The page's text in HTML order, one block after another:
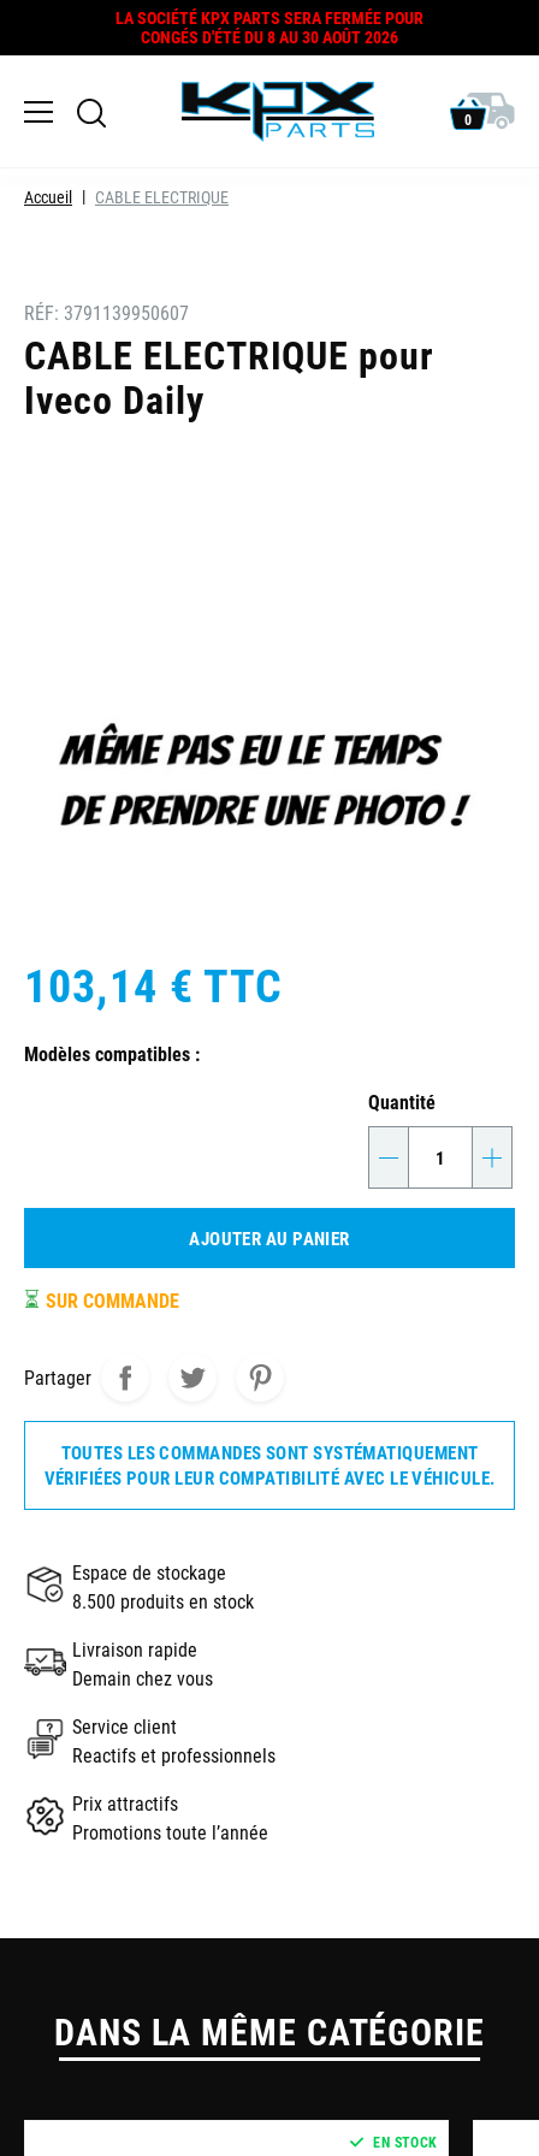
LA SOCIÉTÉ KPX PARTS SERA FERMÉE POUR
CONGÉS D'ÉTÉ DU 8 AU 30 AOÛT 2026
0
Accueil CABLE ELECTRIQUE
RÉF: 3791139950607
CABLE ELECTRIQUE pour
Iveco Daily
103,14 € TTC
Modèles compatibles :
Quantité
- +
AJOUTER AU PANIER
⏳ SUR COMMANDE
Partager
TOUTES LES COMMANDES SONT SYSTÉMATIQUEMENT
VÉRIFIÉES POUR LEUR COMPATIBILITÉ AVEC LE VÉHICULE.
Espace de stockage
8.500 produits en stock
Livraison rapide
Demain chez vous
Service client
Reactifs et professionnels
Prix attractifs
Promotions toute l’année
DANS LA MÊME CATÉGORIE
EN STOCK